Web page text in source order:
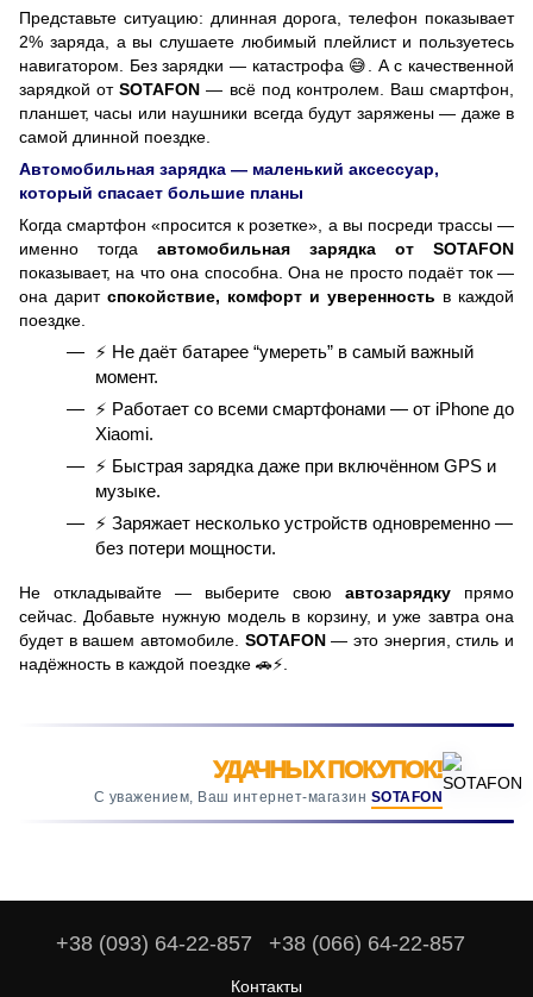
Представьте ситуацию: длинная дорога, телефон показывает
2% заряда, а вы слушаете любимый плейлист и пользуетесь
навигатором. Без зарядки — катастрофа 😅. А с качественной
зарядкой отSOTAFON — всё под контролем. Ваш смартфон,
планшет, часы или наушники всегда будут заряжены — даже в
самой длинной поездке.
Автомобильная зарядка — маленький аксессуар,
который спасает большие планы
Когда смартфон «просится к розетке», а вы посреди трассы —
именно тогда автомобильная зарядка от SOTAFON
показывает, на что она способна. Она не просто подаёт ток —
она дарит спокойствие, комфорт и уверенность в каждой
поездке.
⚡ Не даёт батарее “умереть” в самый важный
момент.
⚡ Работает со всеми смартфонами — от iPhone до
Xiaomi.
⚡ Быстрая зарядка даже при включённом GPS и
музыке.
⚡ Заряжает несколько устройств одновременно —
без потери мощности.
Не откладывайте — выберите свою автозарядку прямо
сейчас. Добавьте нужную модель в корзину, и уже завтра она
будет в вашем автомобиле. SOTAFON— это энергия, стиль и
надёжность в каждой поездке 🚗⚡.
УДАЧНЫХ ПОКУПОК!
С уважением, Ваш интернет-магазин SOTAFON
+38 (093) 64-22-857 +38 (066) 64-22-857
Контакты